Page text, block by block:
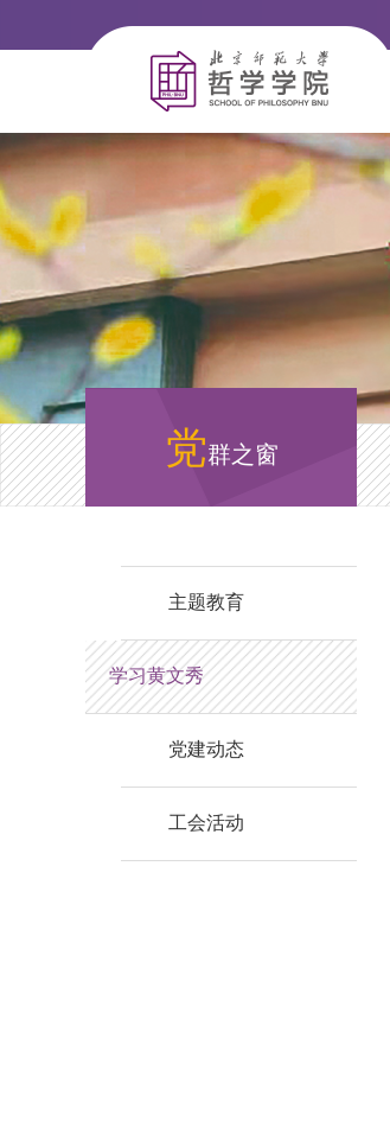
党群之窗
主题教育
学习黄文秀
党建动态
工会活动